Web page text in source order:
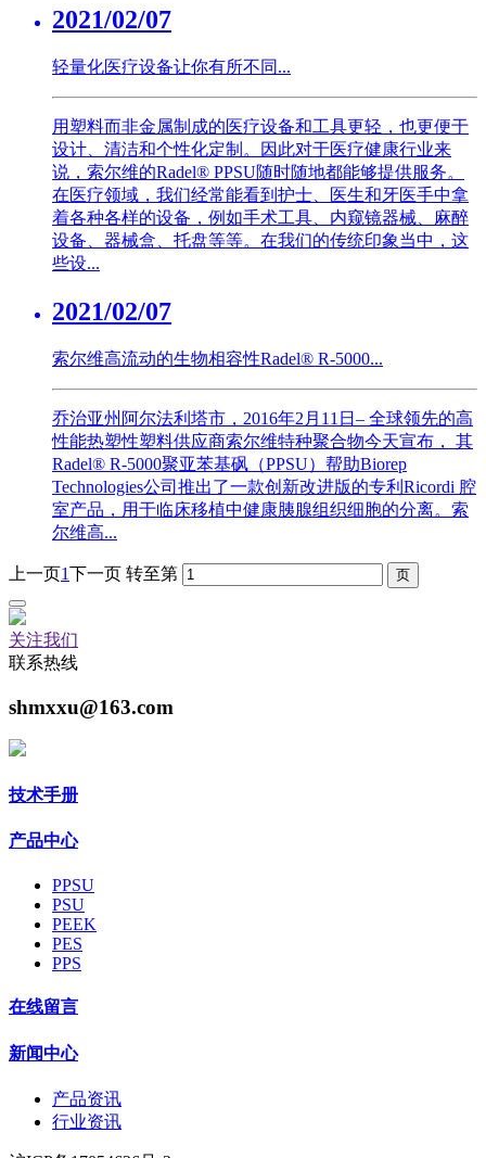
2021/02/07
轻量化医疗设备让你有所不同...
用塑料而非金属制成的医疗设备和工具更轻，也更便于
设计、清洁和个性化定制。因此对于医疗健康行业来
说，索尔维的Radel® PPSU随时随地都能够提供服务。
在医疗领域，我们经常能看到护士、医生和牙医手中拿
着各种各样的设备，例如手术工具、内窥镜器械、麻醉
设备、器械盒、托盘等等。在我们的传统印象当中，这
些设...
2021/02/07
索尔维高流动的生物相容性Radel® R-5000...
乔治亚州阿尔法利塔市，2016年2月11日– 全球领先的高
性能热塑性塑料供应商索尔维特种聚合物今天宣布， 其
Radel® R-5000聚亚苯基砜（PPSU）帮助Biorep
Technologies公司推出了一款创新改进版的专利Ricordi 腔
室产品，用于临床移植中健康胰腺组织细胞的分离。索
尔维高...
上一页1下一页 转至第
关注我们
联系热线
shmxxu@163.com
技术手册
产品中心
PPSU
PSU
PEEK
PES
PPS
在线留言
新闻中心
产品资讯
行业资讯